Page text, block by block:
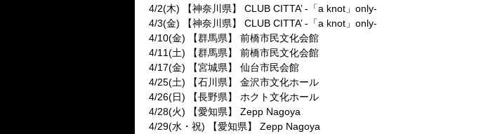
4/2(木) 【神奈川県】 CLUB CITTA’ -「a knot」only-
4/3(金) 【神奈川県】 CLUB CITTA’ -「a knot」only-
4/10(金) 【群馬県】 前橋市民文化会館
4/11(土) 【群馬県】 前橋市民文化会館
4/17(金) 【宮城県】 仙台市民会館
4/25(土) 【石川県】 金沢市文化ホール
4/26(日) 【長野県】 ホクト文化ホール
4/28(火) 【愛知県】 Zepp Nagoya
4/29(水・祝) 【愛知県】 Zepp Nagoya